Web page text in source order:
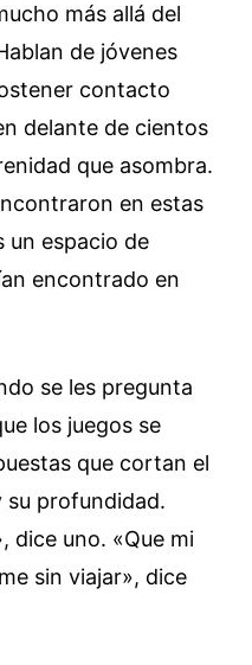
más allá del
de jóvenes
contacto
delante de cientos
que asombra.
en estas
un espacio de
encontrado en
se les pregunta
los juegos se
que cortan el
su profundidad.
dice uno. «Que mi
sin viajar», dice